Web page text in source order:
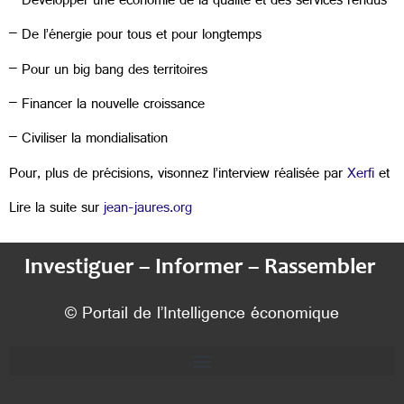
– De l’énergie pour tous et pour longtemps
– Pour un big bang des territoires
– Financer la nouvelle croissance
– Civiliser la mondialisation
Pour, plus de précisions, visonnez l’interview réalisée parXerfiet
Lire la suite surjean-jaures.org
Investiguer – Informer – Rassembler
© Portail de l’Intelligence économique